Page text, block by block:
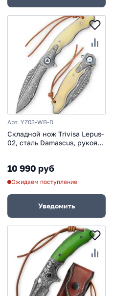
Арт. YZ03-WB-D
Складной нож Trivisa Lepus-
02, сталь Damascus, рукоять
10 990 руб
Ожидаем поступление
Уведомить